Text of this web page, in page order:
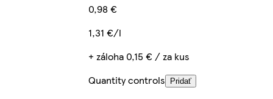
0,98 €
1,31 €/l
+ záloha 0,15 € / za kus
Quantity controls
Pridať